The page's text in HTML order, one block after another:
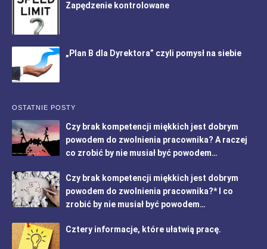
Zapędzenie kontrolowane
„Plan B dla Dyrektora” czyli pomysł na siebie
OSTATNIE POSTY
Czy brak kompetencji miękkich jest dobrym
powodem do zwolnienia pracownika? A raczej
co zrobić by nie musiał być powodem…
Czy brak kompetencji miękkich jest dobrym
powodem do zwolnienia pracownika?* I co
zrobić by nie musiał być powodem…
Cztery informacje, które ułatwią pracę.